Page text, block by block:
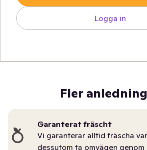
Logga in
Fler
Garanterat fräscht
Vi garanterar alltid fräscha
dessutom ta omvägen genom